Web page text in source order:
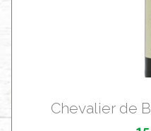
Che­va­lier de